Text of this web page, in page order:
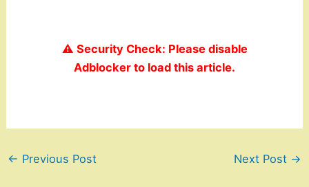
⚠️ Security Check: Please disable
Adblocker to load this article.
← Previous Post Next Post →